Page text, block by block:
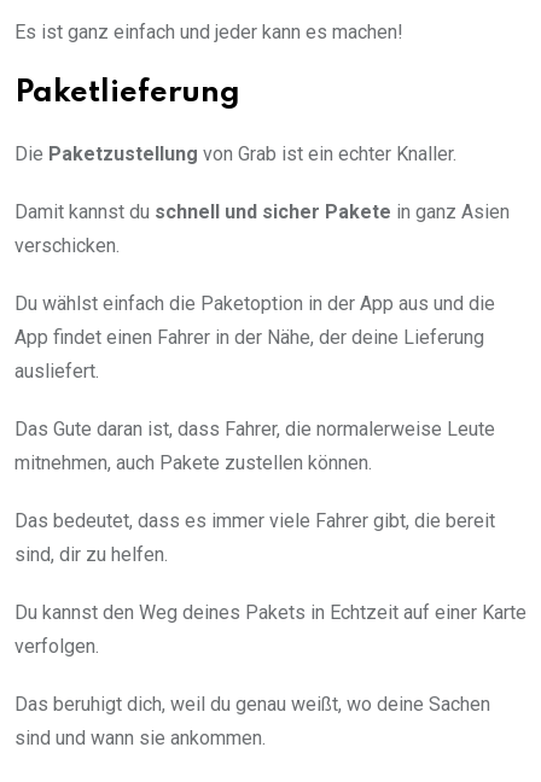
Es ist ganz einfach und jeder kann es machen!
Paketlieferung
Die Paketzustellung von Grab ist ein echter Knaller.
Damit kannst du schnell und sicher Pakete in ganz Asien
verschicken.
Du wählst einfach die Paketoption in der App aus und die
App findet einen Fahrer in der Nähe, der deine Lieferung
ausliefert.
Das Gute daran ist, dass Fahrer, die normalerweise Leute
mitnehmen, auch Pakete zustellen können.
Das bedeutet, dass es immer viele Fahrer gibt, die bereit
sind, dir zu helfen.
Du kannst den Weg deines Pakets in Echtzeit auf einer Karte
verfolgen.
Das beruhigt dich, weil du genau weißt, wo deine Sachen
sind und wann sie ankommen.